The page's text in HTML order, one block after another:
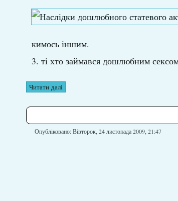
кимось іншим.
ті хто займався дошлюбним
Читати далі
Опубліковано: Вівторок, 24 листопада 2009, 21:47